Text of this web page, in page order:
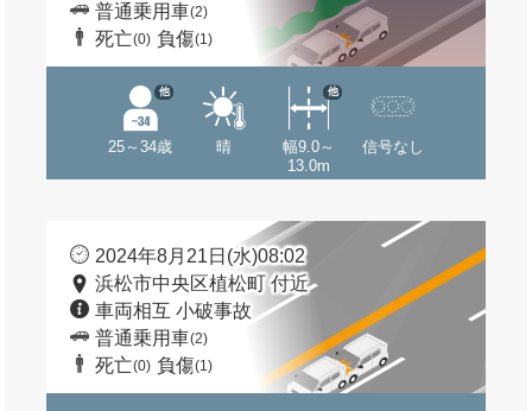
普通乗用車(2)
死亡(0) 負傷(1)
25～34歳
他
晴
幅9.0～
13.0m
他
信号なし
2024年8月21日(水)08:02
浜松市中央区植松町 付近
車両相互 小破事故
普通乗用車(2)
死亡(0) 負傷(1)